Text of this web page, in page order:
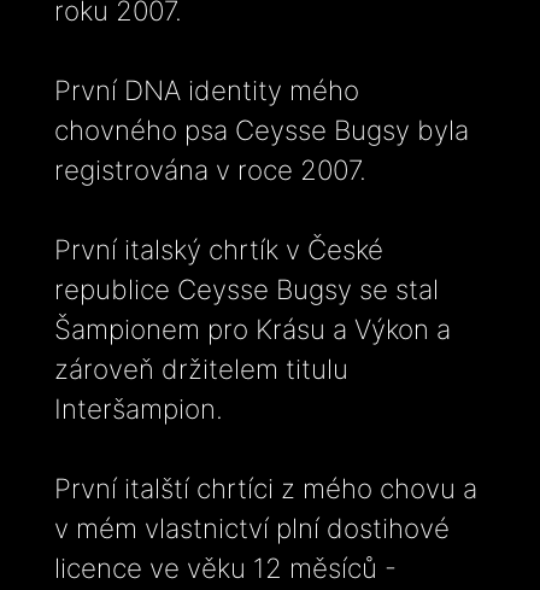
roku 2007.
První DNA identity mého
chovného psa Ceysse Bugsy byla
registrována v roce 2007.
První italský chrtík v České
republice Ceysse Bugsy se stal
Šampionem pro Krásu a Výkon a
zároveň držitelem titulu
Interšampion.
První italští chrtíci z mého chovu a
v mém vlastnictví plní dostihové
licence ve věku 12 měsíců -